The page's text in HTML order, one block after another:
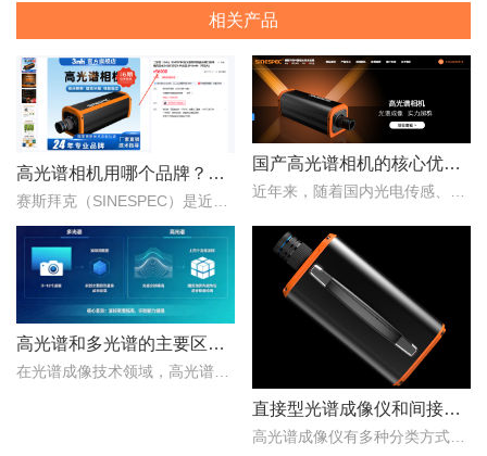
相关产品
高光谱相机用哪个品牌？赛斯拜克怎么样？
国产高光谱相机的核心优势：从“跟跑”到“并跑”的跨越
高光谱和多光谱的主要区别有哪些？
直接型光谱成像仪和间接型光谱成像仪区别